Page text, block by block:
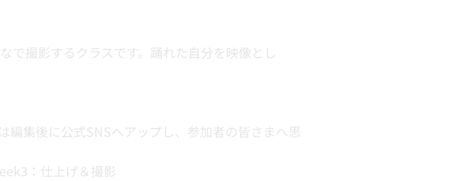
で撮影するクラスです。踊れた自分を映像とし
編集後に公式SNSへアップし、参加者の皆さまへ思
：仕上げ＆撮影